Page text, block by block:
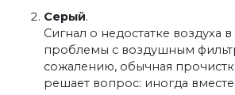
Серый.
Сигнал о недостатке воздуха в
проблемы с воздушным
сожалению, обычная
решает вопрос: иногда